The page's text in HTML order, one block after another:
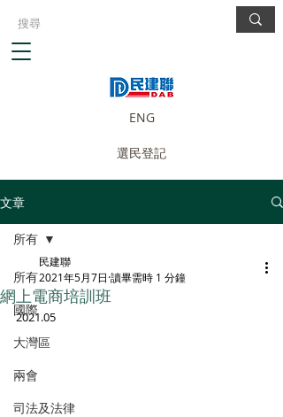
ENG
選民登記
文章
所有
國際
大灣區
兩會
司法及法律
所有
網上電商培訓班
民建聯
2021年5月7日 讀畢需時 1 分鐘
2021.05